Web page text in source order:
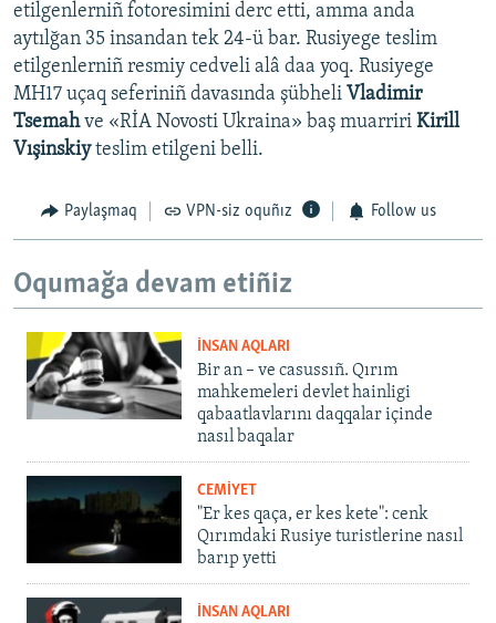
etilgenlerniñ fotoresimini derc etti, amma anda
aytılğan 35 insandan tek 24-ü bar. Rusiyege teslim
etilgenlerniñ resmiy cedveli alâ daa yoq. Rusiyege
MH17 uçaq seferiniñ davasında şübheli Vladimir
Tsemahve «RİA Novosti Ukraina» baş muarriri Kirill
Vışinskiyteslim etilgeni belli.
Paylaşmaq VPN-siz oquñız Follow us
Oqumağa devam etiñiz
İNSAN AQLARI
Bir an – ve casussıñ. Qırım
mahkemeleri devlet hainligi
qabaatlavlarını daqqalar içinde
nasıl baqalar
CEMİYET
"Er kes qaça, er kes kete": cenk
Qırımdaki Rusiye turistlerine nasıl
barıp yetti
İNSAN AQLARI